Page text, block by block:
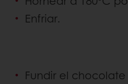
Enfriar.
Fundir el